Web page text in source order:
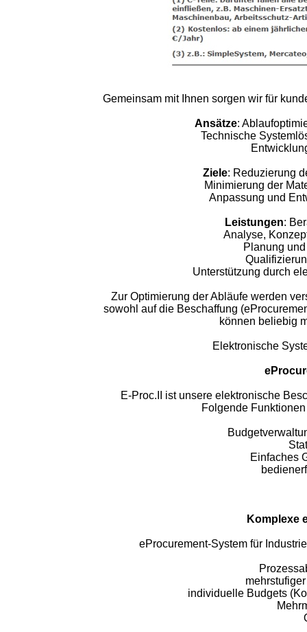
Gemeinsam mit Ihnen sorgen wir für
Ansätze:
Technische
Ziele: Reduzierung
Minimierung der
Anpassung und
Leistungen:
Analyse,
Planung
Unterstützung durch
Zur Optimierung der Abläufe werden
sowohl auf die Beschaffung
können beliebig
Elektronische
E-Proc.II ist unsere elektronische
Folgende
Einfaches
Komplexe
eProcurement-System für
individuelle Budgets